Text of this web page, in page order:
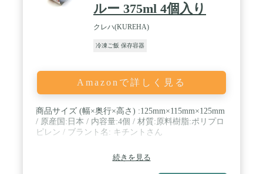
ルー 375ml 4個入り
クレハ(KUREHA)
冷凍ご飯 保存容器
Amazonで詳しく見る
商品サイズ (幅×奥行×高さ) :125mm×115mm×125mm
/ 原産国:日本 / 内容量:4個 / 材質:原料樹脂:ポリプロ
ピレン / ブラント名: キチントさん
続きを見る